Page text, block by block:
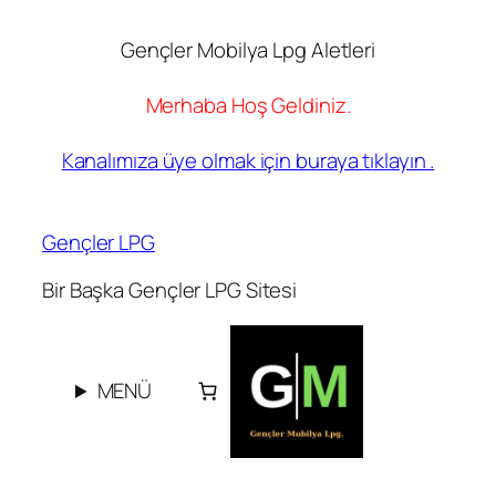
Gençler Mobilya Lpg Aletleri
Merhaba Hoş Geldiniz.
Kanalımıza üye olmak için buraya tıklayın .
Gençler LPG
Bir Başka Gençler LPG Sitesi
MENÜ